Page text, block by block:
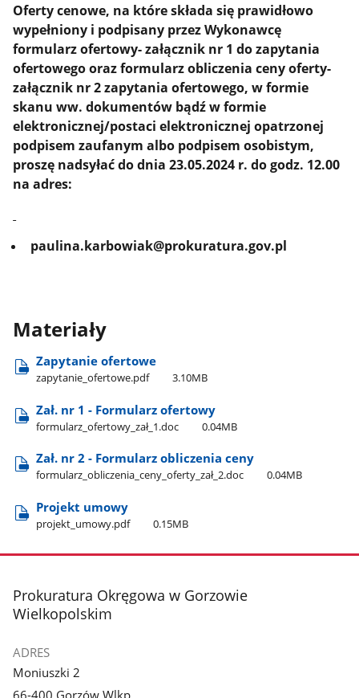
Oferty cenowe, na które składa się prawidłowo
wypełniony i podpisany przez Wykonawcę
formularz ofertowy- załącznik nr 1 do zapytania
ofertowego oraz formularz obliczenia ceny oferty-
załącznik nr 2 zapytania ofertowego, w formie
skanu ww. dokumentów bądź w formie
elektronicznej/postaci elektronicznej opatrzonej
podpisem zaufanym albo podpisem osobistym,
proszę nadsyłać do dnia 23.05.2024 r. do godz. 12.00
na adres:
paulina.karbowiak@prokuratura.gov.pl
Materiały
Zapytanie ofertowe
zapytanie​_ofertowe.pdf 3.10MB
Zał. nr 1 - Formularz ofertowy
formularz​_ofertowy​_zał​_1.doc 0.04MB
Zał. nr 2 - Formularz obliczenia ceny
formularz​_obliczenia​_ceny​_oferty​_zał​_2.doc 0.04MB
Projekt umowy
projekt​_umowy.pdf 0.15MB
stopka
Prokuratura Okręgowa w Gorzowie
Wielkopolskim
ADRES
Moniuszki 2